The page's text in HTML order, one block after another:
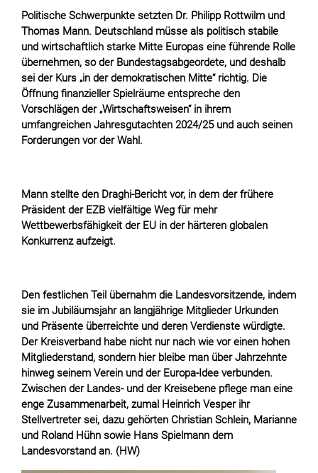
Politische Schwerpunkte setzten Dr. Philipp Rottwilm und
Thomas Mann. Deutschland müsse als politisch stabile
und wirtschaftlich starke Mitte Europas eine führende Rolle
übernehmen, so der Bundestagsabgeordete, und deshalb
sei der Kurs „in der demokratischen Mitte“ richtig. Die
Öffnung finanzieller Spielräume entspreche den
Vorschlägen der „Wirtschaftsweisen“ in ihrem
umfangreichen Jahresgutachten 2024/25 und auch seinen
Forderungen vor der Wahl.
Mann stellte den Draghi-Bericht vor, in dem der frühere
Präsident der EZB vielfältige Weg für mehr
Wettbewerbsfähigkeit der EU in der härteren globalen
Konkurrenz aufzeigt.
Den festlichen Teil übernahm die Landesvorsitzende, indem
sie im Jubiläumsjahr an langjährige Mitglieder Urkunden
und Präsente überreichte und deren Verdienste würdigte.
Der Kreisverband habe nicht nur nach wie vor einen hohen
Mitgliederstand, sondern hier bleibe man über Jahrzehnte
hinweg seinem Verein und der Europa-Idee verbunden.
Zwischen der Landes- und der Kreisebene pflege man eine
enge Zusammenarbeit, zumal Heinrich Vesper ihr
Stellvertreter sei, dazu gehörten Christian Schlein, Marianne
und Roland Hühn sowie Hans Spielmann dem
Landesvorstand an. (HW)